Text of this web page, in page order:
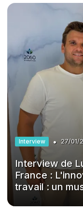
Interview • 27/01/
Interview de
France :
travail : un